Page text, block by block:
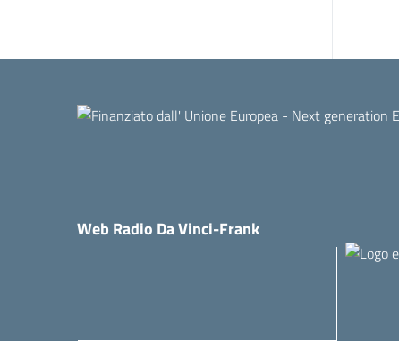
Web Radio Da Vinci-Frank